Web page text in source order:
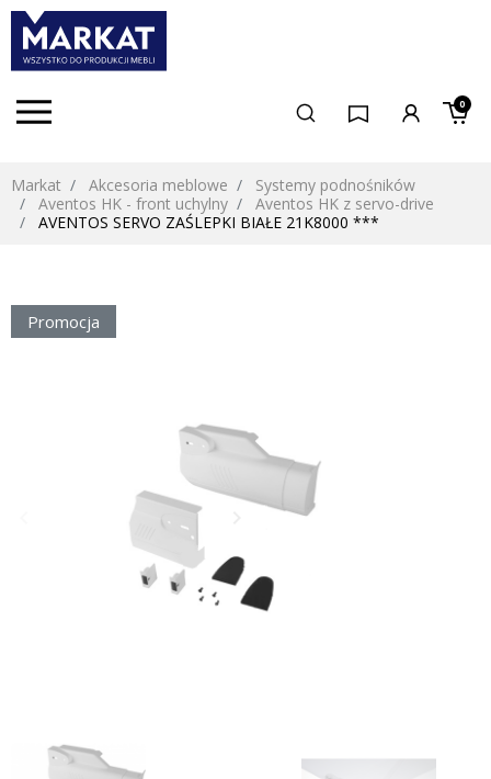
0
Markat Akcesoria meblowe
Systemy podnośników
Aventos HK - front uchylny
Aventos HK z servo-drive
AVENTOS SERVO ZAŚLEPKI BIAŁE 21K8000 ***
Promocja